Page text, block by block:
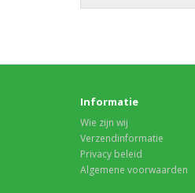
Informatie
Wie zijn wij
Verzendinformatie
Privacy beleid
Algemene voorwaarden